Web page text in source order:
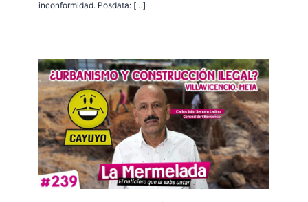
inconformidad. Posdata: […]